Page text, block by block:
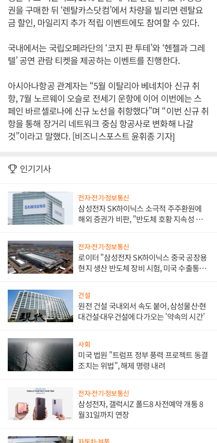
권을 구매한 뒤 ‘렌탈카스닷컴’에서 차량을 빌리면 렌탈요
금 할인, 마일리지 추가 적립 이벤트에도 참여할 수 있다.
국내에서는 국립오페라단의 ‘코지 판 투테’와 ‘헨젤과 그레
텔’ 공연 관람 티켓을 제공하는 이벤트를 진행한다.
아시아나항공 관계자는 “5월 이탈리아 베네치아 신규 취
항, 7월 노르웨이 오슬로 전세기 운항에 이어 이번에는 스
페인 바르셀로나에 신규 노선을 취항했다”며 “이번 신규 취
항을 통해 장거리 네트워크 중심 항공사로 변화해 나갈
것”이라고 말했다. [비즈니스포스트 윤휘종 기자]
인기기사
전자·전기·정보통신
삼성전자 SK하이닉스 소극적 주주환원에
해외 증권가 비판, "반도체 호황 지속성 의
전자·전기·정보통신
로이터 "삼성전자 SK하이닉스 중국 공장용
현지 생산 반도체 장비 시험, 미국 수출통제
건설
원전 건설 국내외서 속도 붙어, 삼성물산·현
대건설·대우건설에 다가오는 '약속의 시간'
사회
미국 법원 "트럼프 정부 풍력 프로젝트 동결
조치는 위법", 해제 명령 내려
전자·전기·정보통신
삼성전자, 갤럭시Z 폴드8 사전예약 개통 8
월31일까지 연장